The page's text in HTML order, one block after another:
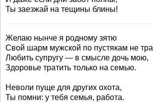
Ты заезжай на тещины блины!
Желаю нынче я родному зятю
Свой шарм мужской по пустякам не
Любить супругу — в смысле дочь мою,
Здоровье тратить только на семью.
Неволи пуще для других охота,
Ты помни: у тебя семья, работа.